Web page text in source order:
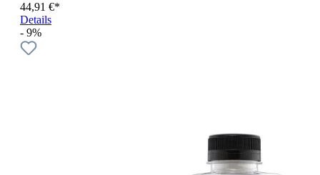
44,91 €*
Details
- 9%